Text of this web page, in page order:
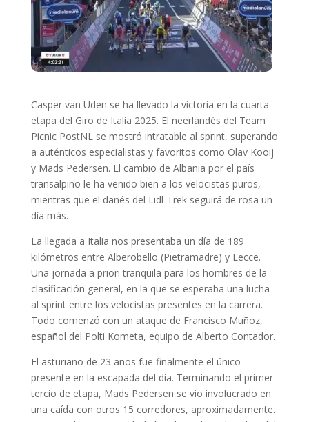
Casper van Uden se ha llevado la victoria en la cuarta
etapa del Giro de Italia 2025. El neerlandés del Team
Picnic PostNL se mostró intratable al sprint, superando
a auténticos especialistas y favoritos como Olav Kooij
y Mads Pedersen. El cambio de Albania por el país
transalpino le ha venido bien a los velocistas puros,
mientras que el danés del Lidl-Trek seguirá de rosa un
día más.
La llegada a Italia nos presentaba un día de 189
kilómetros entre Alberobello (Pietramadre) y Lecce.
Una jornada a priori tranquila para los hombres de la
clasificación general, en la que se esperaba una lucha
al sprint entre los velocistas presentes en la carrera.
Todo comenzó con un ataque de Francisco Muñoz,
español del Polti Kometa, equipo de Alberto Contador.
El asturiano de 23 años fue finalmente el único
presente en la escapada del día. Terminando el primer
tercio de etapa, Mads Pedersen se vio involucrado en
una caída con otros 15 corredores, aproximadamente.